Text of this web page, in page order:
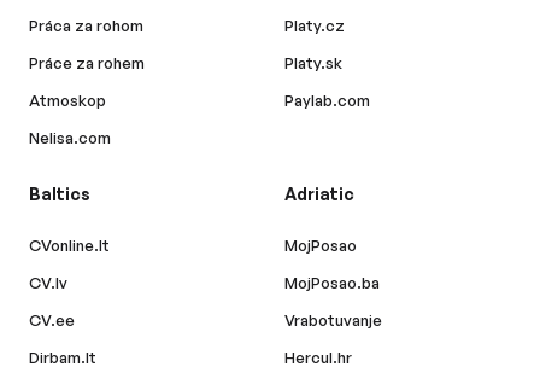
Práca za rohom
Práce za rohem
Atmoskop
Nelisa.com
Platy.cz
Platy.sk
Paylab.com
Baltics
CVonline.lt
CV.lv
CV.ee
Dirbam.lt
Adriatic
MojPosao
MojPosao.ba
Vrabotuvanje
Hercul.hr